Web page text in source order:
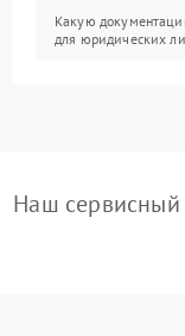
Какую
для юридических
Наш сервисный